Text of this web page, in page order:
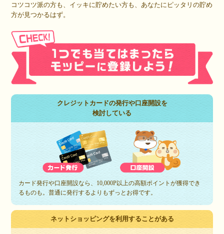
コツコツ派の方も、イッキに貯めたい方も、あなたにピッタリの貯め
方が見つかるはず。
クレジットカードの発行や口座開設を
検討している
カード発行や口座開設なら、10,000P以上の高額ポイントが獲得でき
るものも。普通に発行するよりもずっとお得です。
ネットショッピングを利用することがある